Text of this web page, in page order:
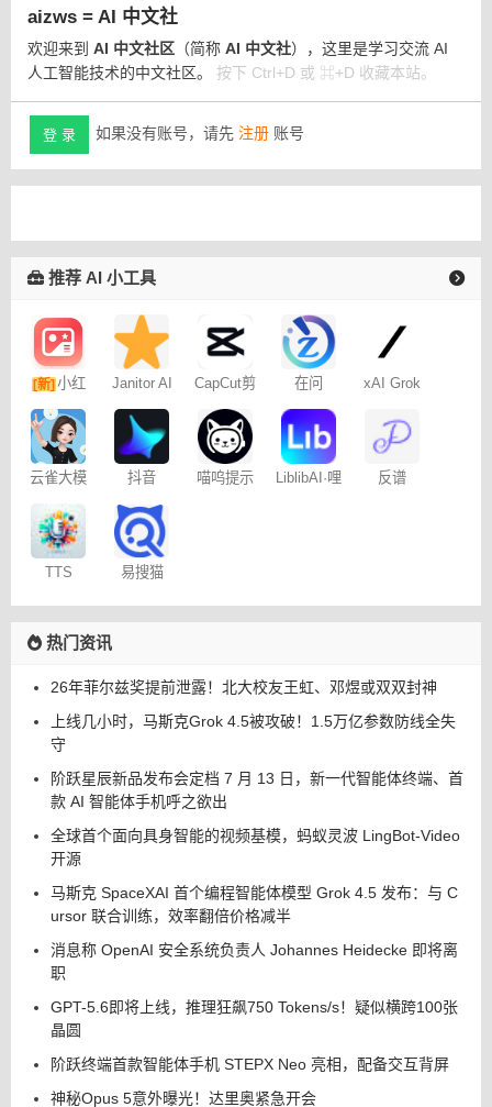
aizws = AI 中文社
欢迎来到 AI 中文社区 （简称 AI 中文社），这里是学习交流 AI
人工智能技术的中文社区。 按下 Ctrl+D 或 ⌘+D 收藏本站。
登 录 如果没有账号，请先 注册 账号
推荐 AI 小工具
[新] 小红
书图文笔
记
Janitor AI
聊天
CapCut剪
在问 xAI Grok
云雀大模
抖音
– 免费
喵呜提示
LiblibAI·哩
反谱
TTS
易搜猫
热门资讯
26年菲尔兹奖提前泄露！北大校友王虹、邓煜或双双封神
上线几小时，马斯克Grok 4.5被攻破！1.5万亿参数防线全失
守
阶跃星辰新品发布会定档 7 月 13 日，新一代智能体终端、首
款 AI 智能体手机呼之欲出
全球首个面向具身智能的视频基模，蚂蚁灵波 LingBot-Video
开源
马斯克 SpaceXAI 首个编程智能体模型 Grok 4.5 发布：与 C
ursor 联合训练，效率翻倍价格减半
消息称 OpenAI 安全系统负责人 Johannes Heidecke 即将离
职
GPT-5.6即将上线，推理狂飙750 Tokens/s！疑似横跨100张
晶圆
阶跃终端首款智能体手机 STEPX Neo 亮相，配备交互背屏
神秘Opus 5意外曝光！达里奥紧急开会